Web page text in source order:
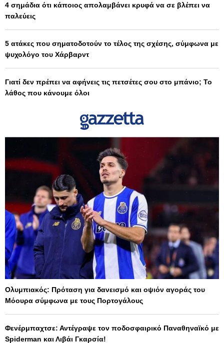
4 σημάδια ότι κάποιος απολαμβάνει κρυφά να σε βλέπει να
παλεύεις
5 ατάκες που σηματοδοτούν το τέλος της σχέσης, σύμφωνα με
ψυχολόγο του Χάρβαρντ
Γιατί δεν πρέπει να αφήνεις τις πετσέτες σου στο μπάνιο; Το
λάθος που κάνουμε όλοι
Ολυμπιακός: Πρόταση για δανεισμό και οψιόν αγοράς του
Μόουρα σύμφωνα με τους Πορτογάλους
Φενέρμπαχτσε: Αντέγραψε τον ποδοσφαιρικό Παναθηναϊκό με
Spiderman και Λιβάι Γκαρσία!